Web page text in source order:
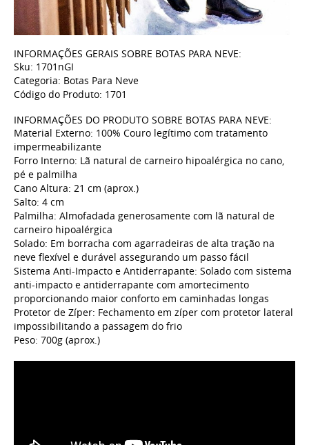
INFORMAÇÕES GERAIS SOBRE BOTAS PARA NEVE:
Sku: 1701nGI
Categoria: Botas Para Neve
Código do Produto: 1701
INFORMAÇÕES DO PRODUTO SOBRE BOTAS PARA NEVE:
Material Externo: 100% Couro legítimo com tratamento
impermeabilizante
Forro Interno: Lã natural de carneiro hipoalérgica no cano,
pé e palmilha
Cano Altura: 21 cm (aprox.)
Salto: 4 cm
Palmilha: Almofadada generosamente com lã natural de
carneiro hipoalérgica
Solado: Em borracha com agarradeiras de alta tração na
neve flexível e durável assegurando um passo fácil
Sistema Anti-Impacto e Antiderrapante: Solado com sistema
anti-impacto e antiderrapante com amortecimento
proporcionando maior conforto em caminhadas longas
Protetor de Zíper: Fechamento em zíper com protetor lateral
impossibilitando a passagem do frio
Peso: 700g (aprox.)